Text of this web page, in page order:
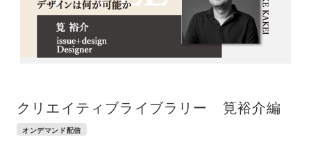
クリエイティブライブラリー 筧裕介編
オンデマンド配信